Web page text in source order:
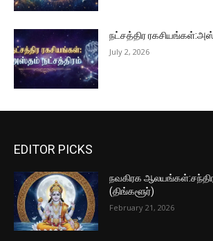
நட்சத்திர
July 2, 2026
EDITOR PICKS
நவகிரக
(திங்களூர்)
February 21, 2026